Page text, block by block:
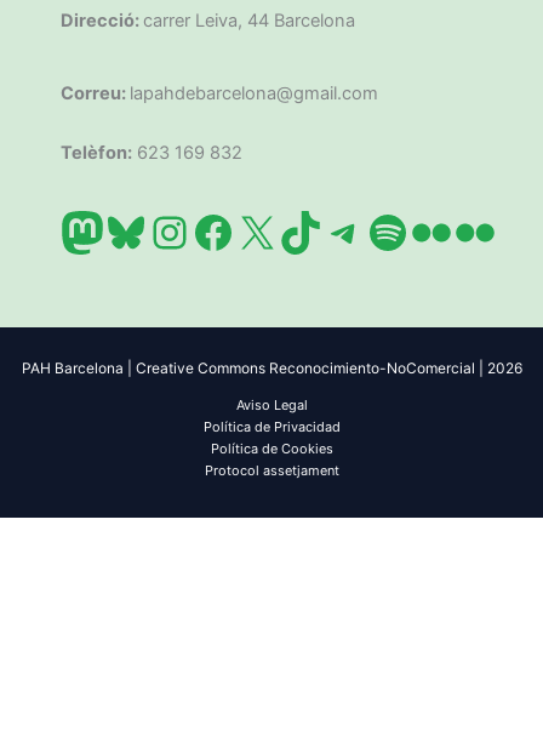
Direcció: carrer Leiva, 44 Barcelona
Correu: lapahdebarcelona@gmail.com
Telèfon: 623 169 832
Mastodon
Bluesky
Instagram
Facebook
X TikTok
Telegram
Spotify
Flickr
PAH Barcelona | Creative Commons Reconocimiento-NoComercial | 2026
Aviso Legal
Política de Privacidad
Política de Cookies
Protocol assetjament